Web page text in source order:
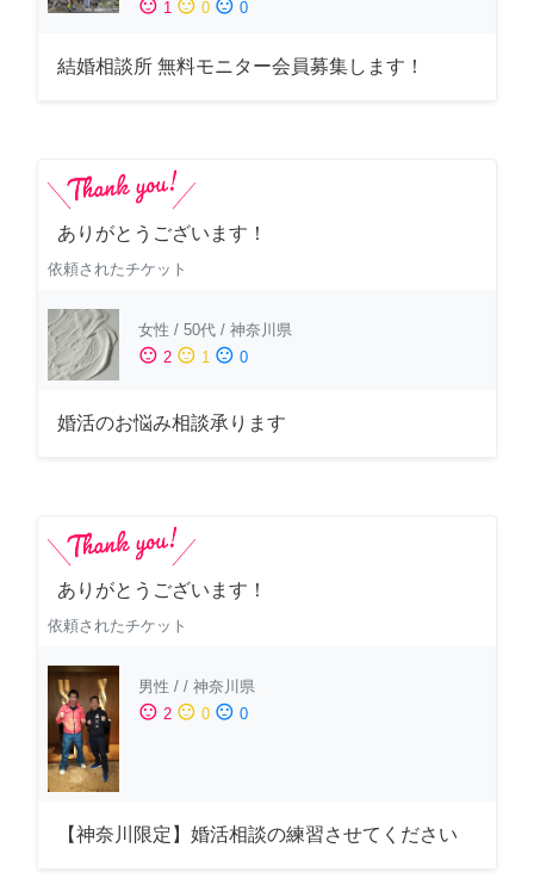
sentiment_satisfied 1 sentiment_neutral 0 sentiment_dissatisfied 0
結婚相談所 無料モニター会員募集します！
ありがとうございます！
依頼されたチケット
女性 / 50代 / 神奈川県
sentiment_satisfied 2 sentiment_neutral 1 sentiment_dissatisfied 0
婚活のお悩み相談承ります
ありがとうございます！
依頼されたチケット
男性 / / 神奈川県
sentiment_satisfied 2 sentiment_neutral 0 sentiment_dissatisfied 0
【神奈川限定】婚活相談の練習させてください